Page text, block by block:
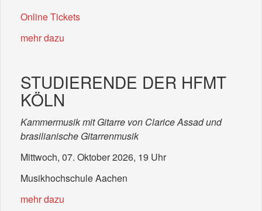
Online Tickets
mehr dazu
STUDIERENDE DER HFMT
KÖLN
Kammermusik mit Gitarre von Clarice Assad und
brasilianische Gitarrenmusik
Mittwoch, 07. Oktober 2026, 19 Uhr
Musikhochschule Aachen
mehr dazu